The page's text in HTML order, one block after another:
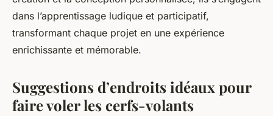
dans l’apprentissage ludique et participatif,
transformant chaque projet en une expérience
enrichissante et mémorable.
Suggestions d’endroits idéaux pour
faire voler les cerfs-volants